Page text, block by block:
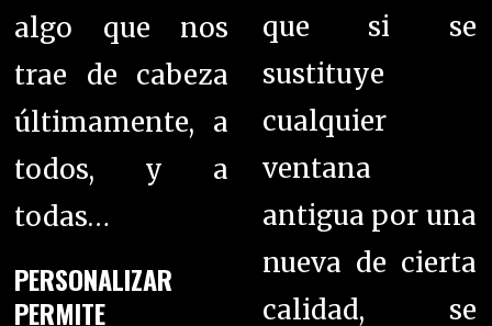
algo que nos
trae de cabeza
últimamente, a
todos, y a
todas…
PERSONALIZAR
PERMITE
que si se
sustituye
cualquier
ventana
antigua por una
nueva de cierta
calidad, se